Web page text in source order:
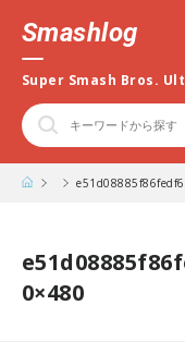
Smashlog
Super Smash Bros.
0×480